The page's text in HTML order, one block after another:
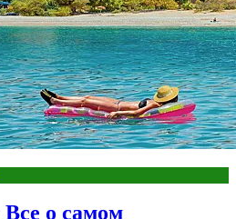
Все о самом